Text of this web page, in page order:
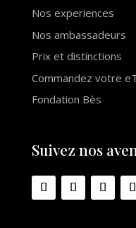
Nos experiences
Nos ambassadeurs
Prix et distinctions
Commandez votre
Fondation Bès
Suivez nos